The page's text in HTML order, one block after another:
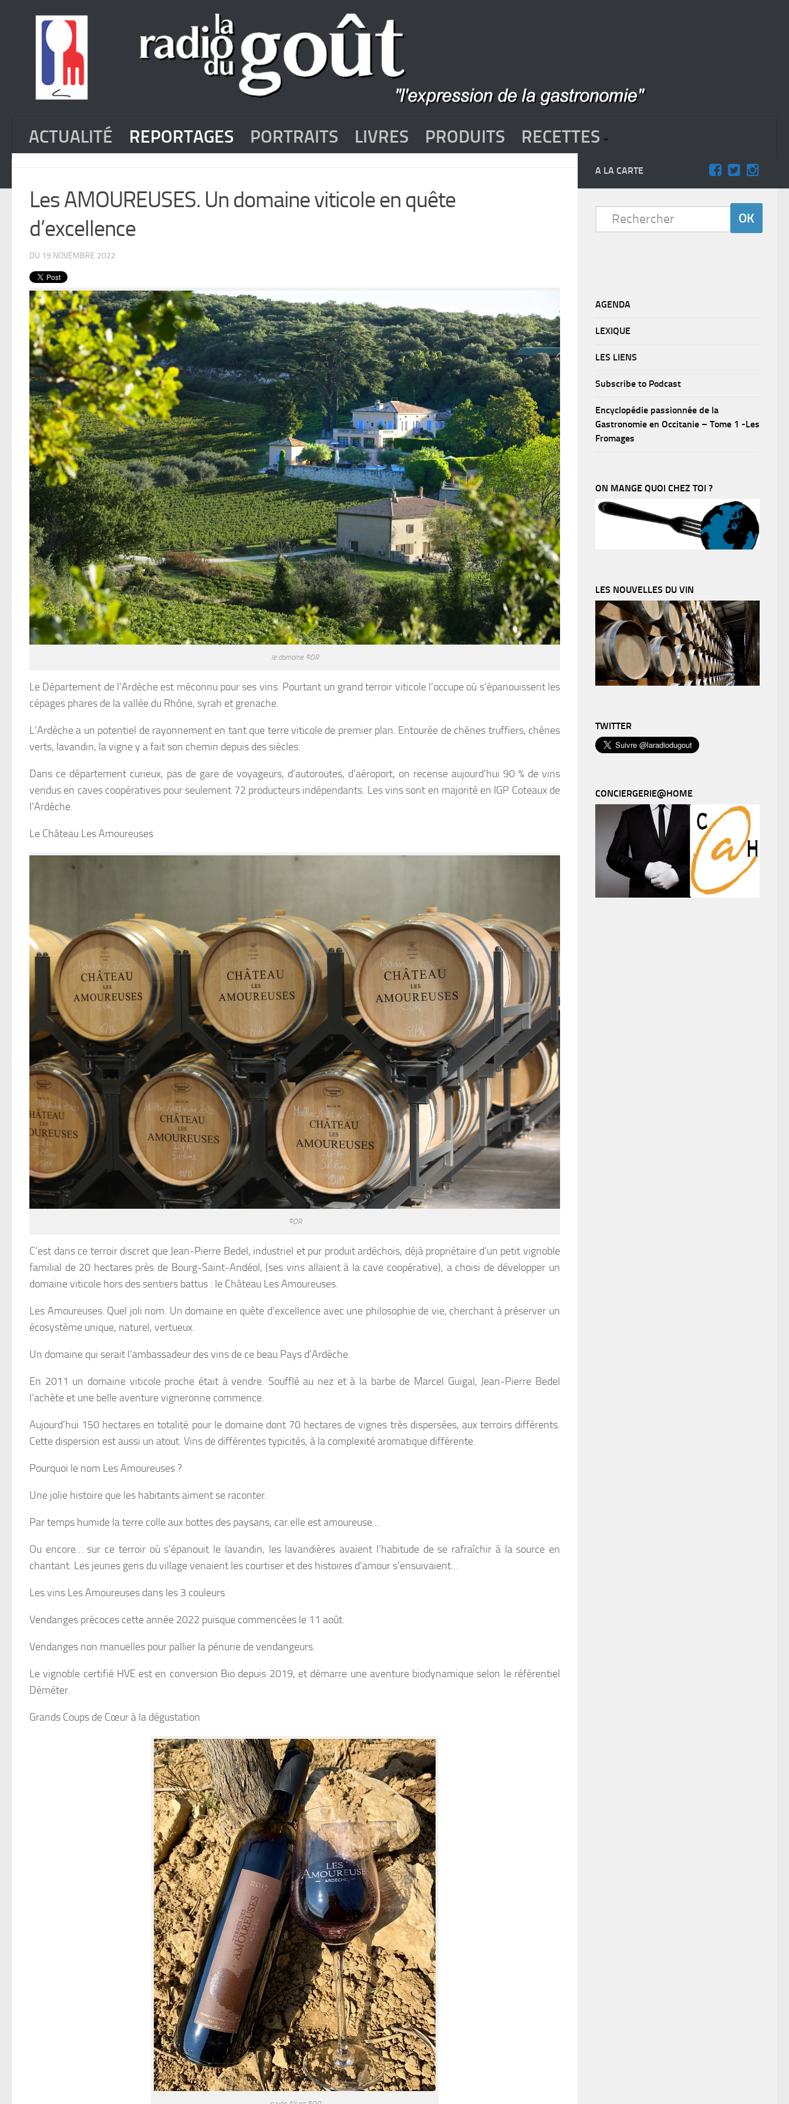
ACTUALITÉ REPORTAGES PORTRAITS LIVRES PRODUITS RECETTES
Les AMOUREUSES. Un domaine viticole en quête
d’excellence
DU 19 NOVEMBRE 2022
le domaine ©DR
Le Département de l’Ardèche est méconnu pour ses vins. Pourtant un grand terroir viticole l’occupe où s’épanouissent les
cépages phares de la vallée du Rhône, syrah et grenache.
L’Ardèche a un potentiel de rayonnement en tant que terre viticole de premier plan. Entourée de chênes truffiers, chênes
verts, lavandin, la vigne y a fait son chemin depuis des siècles.
Dans ce département curieux, pas de gare de voyageurs, d’autoroutes, d’aéroport, on recense aujourd’hui 90 % de vins
vendus en caves coopératives pour seulement 72 producteurs indépendants. Les vins sont en majorité en IGP Coteaux de
l’Ardèche.
Le Château Les Amoureuses
©DR
C’est dans ce terroir discret que Jean-Pierre Bedel, industriel et pur produit ardéchois, déjà propriétaire d’un petit vignoble
familial de 20 hectares près de Bourg-Saint-Andéol, (ses vins allaient à la cave coopérative), a choisi de développer un
domaine viticole hors des sentiers battus : le Château Les Amoureuses.
Les Amoureuses. Quel joli nom. Un domaine en quête d’excellence avec une philosophie de vie, cherchant à préserver un
écosystème unique, naturel, vertueux.
Un domaine qui serait l’ambassadeur des vins de ce beau Pays d’Ardèche.
En 2011 un domaine viticole proche était à vendre. Soufflé au nez et à la barbe de Marcel Guigal, Jean-Pierre Bedel
l’achète et une belle aventure vigneronne commence.
Aujourd’hui 150 hectares en totalité pour le domaine dont 70 hectares de vignes très dispersées, aux terroirs différents.
Cette dispersion est aussi un atout. Vins de différentes typicités, à la complexité aromatique différente.
Pourquoi le nom Les Amoureuses ?
Une jolie histoire que les habitants aiment se raconter.
Par temps humide la terre colle aux bottes des paysans, car elle estamoureuse...
Ou encore… sur ce terroir où s’épanouit le lavandin, les lavandières avaient l’habitude de se rafraîchir à la source en
chantant. Les jeunes gens du village venaient les courtiser et des histoires d’amour s’ensuivaient…
Les vins Les Amoureuses dans les 3 couleurs
Vendanges précoces cette année 2022 puisque commencées le 11 août.
Vendanges non manuelles pour pallier la pénurie de vendangeurs.
Le vignoble certifié HVE est en conversion Bio depuis 2019, et démarre une aventure biodynamique selon le référentiel
Déméter.
Grands Coups de Cœur à la dégustation
A LA CARTE
AGENDA
LEXIQUE
LES LIENS
Subscribe to Podcast
Encyclopédie passionnée de la
Gastronomie en Occitanie – Tome 1 -Les
Fromages
ON MANGE QUOI CHEZ TOI ?
LES NOUVELLES DU VIN
TWITTER
CONCIERGERIE@HOME